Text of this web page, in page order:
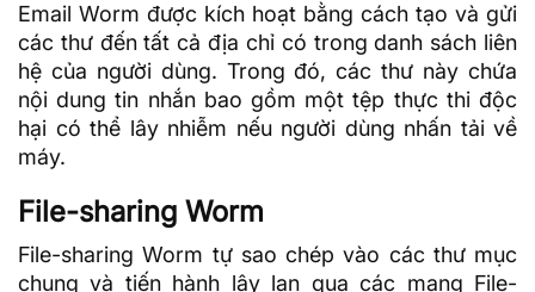
Email Worm được kích hoạt bằng cách tạo và gửi
các thư đến tất cả địa chỉ có trong danh sách liên
hệ của người dùng. Trong đó, các thư này chứa
nội dung tin nhắn bao gồm một tệp thực thi độc
hại có thể lây nhiễm nếu người dùng nhấn tải về
máy.
File-sharing Worm
File-sharing Worm tự sao chép vào các thư mục
chung và tiến hành lây lan qua các mạng File-